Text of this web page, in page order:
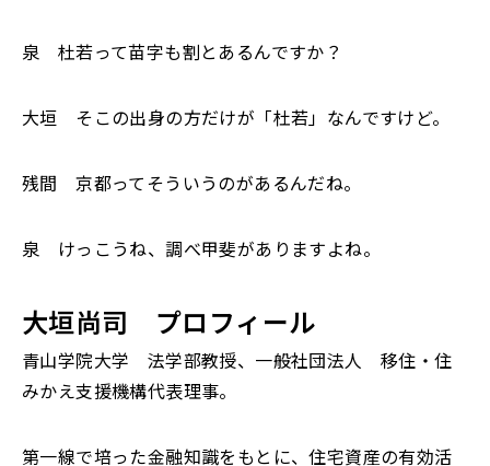
泉 杜若って苗字も割とあるんですか？
大垣 そこの出身の方だけが「杜若」なんですけど。
残間 京都ってそういうのがあるんだね。
泉 けっこうね、調べ甲斐がありますよね。
大垣尚司 プロフィール
青山学院大学 法学部教授、一般社団法人 移住・住
みかえ支援機構代表理事。
第一線で培った金融知識をもとに、住宅資産の有効活